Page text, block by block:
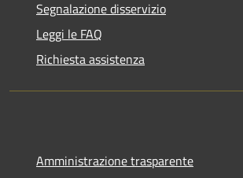
Segnalazione disservizio
Leggi le FAQ
Richiesta assistenza
Amministrazione trasparente